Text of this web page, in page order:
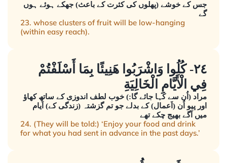
جس کے خوشے (پھلوں کی کثرت کے باعث) جھکے ہوئے ہوں
گے
23. whose clusters of fruit will be low-hanging
(within easy reach).
٢٤- كُلُوا وَاشْرَبُوا هَنِيئًا بِمَا أَسْلَفْتُمْ
فِي الْأَيَّامِ الْخَالِيَةِ
مراد (اُن سے کہا جائے گا:) خوب لطف اندوزی کے ساتھ کھاؤ
اور پیو اُن (اَعمال) کے بدلے جو تم گزشتہ (زندگی کے) اَیام
میں آگے بھیج چکے تھے
24. (They will be told:) ‘Enjoy your food and drink
for what you had sent in advance in the past days.’